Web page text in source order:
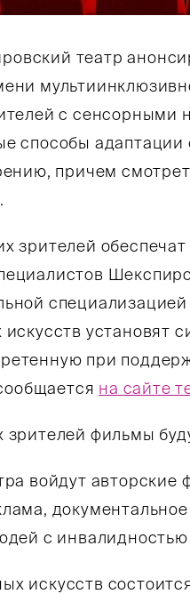
театр
с сенсорными
способы адаптации
причем
зрителей
установят
при
на сайте
фильмы
войдут
с
искусств